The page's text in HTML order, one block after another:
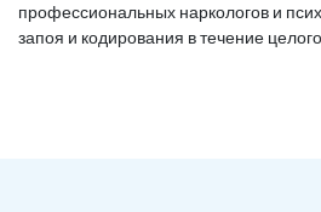
профессиональных наркологов и
запоя и кодирования в течение